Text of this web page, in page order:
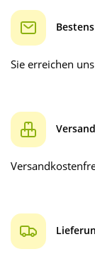
Sie erreichen